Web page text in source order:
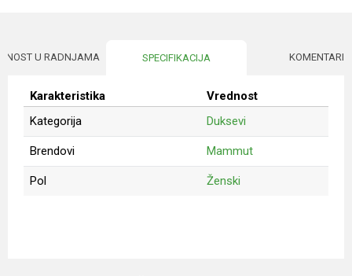
U RADNJAMA SPECIFIKACIJA KOMENTARI
Karakteristika
Vrednost
Kategorija
Duksevi
Brendovi Mammut
Pol Ženski